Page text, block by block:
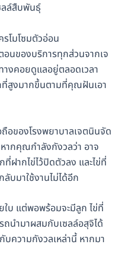
ลล์สืบพันธุ์
โมโซมตัวอ่อน
นของบริการทุกส่วนจากเจ
างคอยดูแลอยู่ตลอดเวลา
ที่สูงมากขึ้นตามที่คุณฝันเอา
อของโรงพยาบาลเจตนินจัด
ากคุณกำลังกังวลว่า อาจ
ฝากไข่ไว้ปิดตัวลง และไข่ที่
บมาใช้งานไม่ได้อีก
บ แต่พอพร้อมจะมีลูก ไข่ที่
นำมาผสมกับเซลล์อสุจิได้
ความกังวลเหล่านี้ หากมา